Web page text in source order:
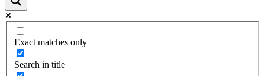
Exact matches only
Search in title